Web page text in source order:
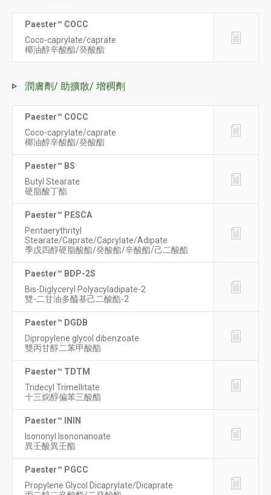
Paester™ COCC
Coco-caprylate/caprate
椰油醇辛酸酯/癸酸酯
潤膚劑/ 助擴散/ 增稠劑
Paester™ COCC
Coco-caprylate/caprate
椰油醇辛酸酯/癸酸酯
Paester™ BS
Butyl Stearate
硬脂酸丁酯
Paester™ PESCA
Pentaerythrityl
Stearate/Caprate/Caprylate/Adipate
季戊四醇硬脂酸酯/癸酸酯/辛酸酯/己二酸酯
Paester™ BDP-2S
Bis-Diglyceryl Polyacyladipate-2
雙-二甘油多醯基己二酸酯-2
Paester™ DGDB
Dipropylene glycol dibenzoate
雙丙甘醇二苯甲酸酯
Paester™ TDTM
Tridecyl Trimellitate
十三烷醇偏苯三酸酯
Paester™ ININ
Isononyl Isononanoate
異壬酸異壬酯
Paester™ PGCC
Propylene Glycol Dicaprylate/Dicaprate